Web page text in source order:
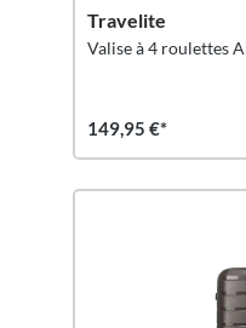
Travelite
Valise à 4 roulettes
149,95 €*